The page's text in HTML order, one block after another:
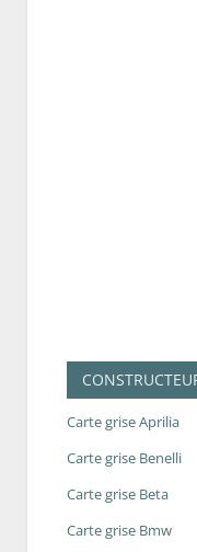
Carte grise Aprilia
Carte grise Benelli
Carte grise Beta
Carte grise Bmw